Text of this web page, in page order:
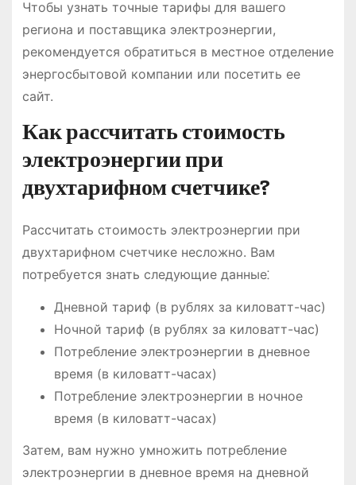
Чтобы узнать точные тарифы для вашего
региона и поставщика электроэнергии,
рекомендуется обратиться в местное отделение
энергосбытовой компании или посетить ее
сайт.
Как рассчитать стоимость
электроэнергии при
двухтарифном счетчике?
Рассчитать стоимость электроэнергии при
двухтарифном счетчике несложно. Вам
потребуется знать следующие данные⁚
Дневной тариф (в рублях за киловатт-час)
Ночной тариф (в рублях за киловатт-час)
Потребление электроэнергии в дневное
время (в киловатт-часах)
Потребление электроэнергии в ночное
время (в киловатт-часах)
Затем, вам нужно умножить потребление
электроэнергии в дневное время на дневной